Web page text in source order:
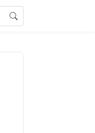
Search